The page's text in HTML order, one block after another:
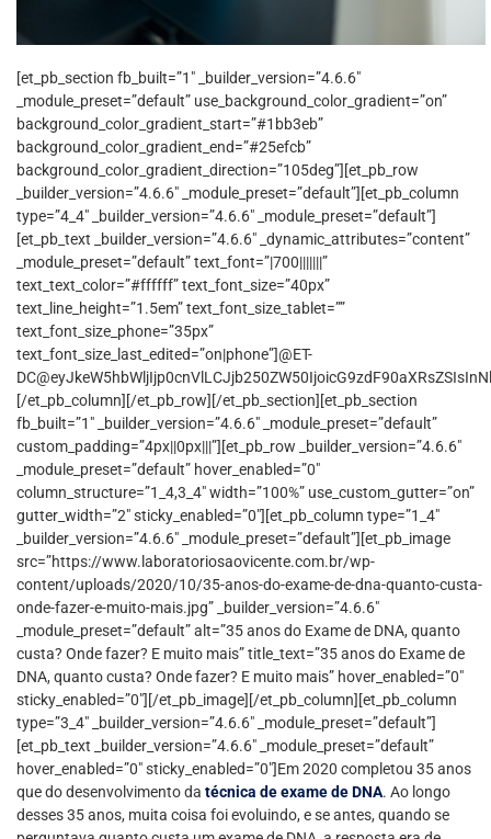
[et_pb_section fb_built=”1″ _builder_version=”4.6.6″
_module_preset=”default” use_background_color_gradient=”on”
background_color_gradient_start=”#1bb3eb”
background_color_gradient_end=”#25efcb”
background_color_gradient_direction=”105deg”][et_pb_row
_builder_version=”4.6.6″ _module_preset=”default”][et_pb_column
type=”4_4″ _builder_version=”4.6.6″ _module_preset=”default”]
[et_pb_text _builder_version=”4.6.6″ _dynamic_attributes=”content”
_module_preset=”default” text_font=”|700|||||||”
text_text_color=”#ffffff” text_font_size=”40px”
text_line_height=”1.5em” text_font_size_tablet=””
text_font_size_phone=”35px”
text_font_size_last_edited=”on|phone”]@ET-
[/et_pb_column][/et_pb_row][/et_pb_section][et_pb_section
fb_built=”1″ _builder_version=”4.6.6″ _module_preset=”default”
custom_padding=”4px||0px|||”][et_pb_row _builder_version=”4.6.6″
_module_preset=”default” hover_enabled=”0″
column_structure=”1_4,3_4″ width=”100%” use_custom_gutter=”on”
gutter_width=”2″ sticky_enabled=”0″][et_pb_column type=”1_4″
_builder_version=”4.6.6″ _module_preset=”default”][et_pb_image
src=”https://www.laboratoriosaovicente.com.br/wp-
content/uploads/2020/10/35-anos-do-exame-de-dna-quanto-custa-
onde-fazer-e-muito-mais.jpg” _builder_version=”4.6.6″
_module_preset=”default” alt=”35 anos do Exame de DNA, quanto
custa? Onde fazer? E muito mais” title_text=”35 anos do Exame de
DNA, quanto custa? Onde fazer? E muito mais” hover_enabled=”0″
sticky_enabled=”0″][/et_pb_image][/et_pb_column][et_pb_column
type=”3_4″ _builder_version=”4.6.6″ _module_preset=”default”]
[et_pb_text _builder_version=”4.6.6″ _module_preset=”default”
hover_enabled=”0″ sticky_enabled=”0″]Em 2020 completou 35 anos
que do desenvolvimento da técnica de exame de DNA. Ao longo
desses 35 anos, muita coisa foi evoluindo, e se antes, quando se